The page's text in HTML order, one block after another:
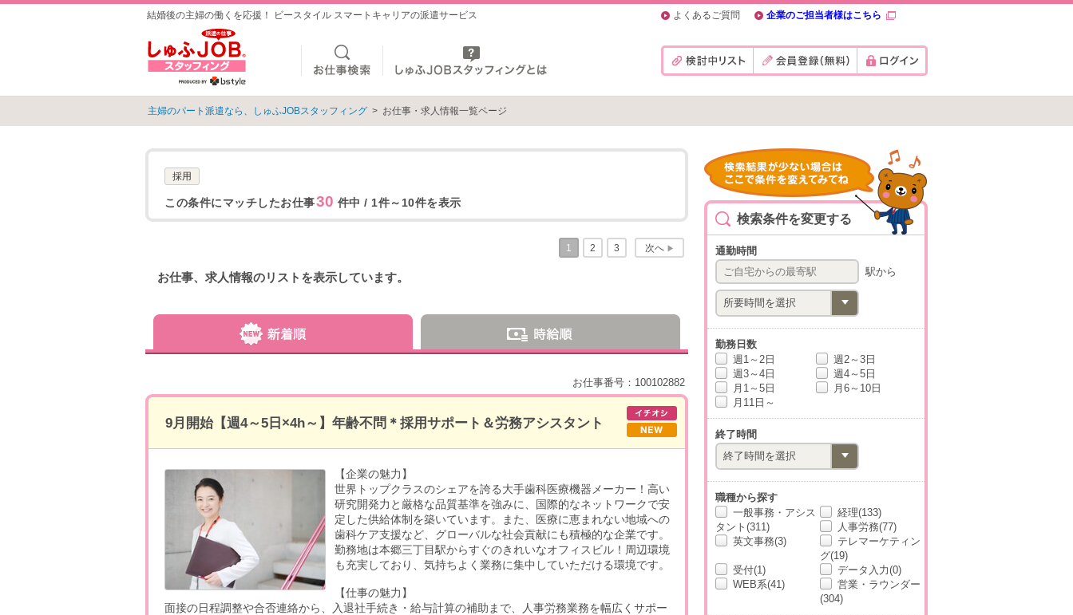
結婚後の主婦の働くを応援！ ビースタイル スマートキャリアの派遣サービス よくあるご質問 企業のご担当者様はこちら
主婦のパート派遣なら、しゅふJOBスタッフィング > お仕事・求人情報一覧ページ
採用
この条件にマッチしたお仕事30 件中 / 1件～10件を表示
1 2 3 次へ ▶
お仕事、求人情報のリストを表示しています。
お仕事番号：100102882
9月開始【週4～5日×4h～】年齢不問＊採用サポート＆労務アシスタント
【企業の魅力】
世界トップクラスのシェアを誇る大手歯科医療機器メーカー！高い
研究開発力と厳格な品質基準を強みに、国際的なネットワークで安
定した供給体制を築いています。また、医療に恵まれない地域への
歯科ケア支援など、グローバルな社会貢献にも積極的な企業です。
勤務地は本郷三丁目駅からすぐのきれいなオフィスビル！周辺環境
も充実しており、気持ちよく業務に集中していただける環境です。
【仕事の魅力】
面接の日程調整や合否連絡から、入退社手続き・給与計算の補助まで、人事労務業務を幅広くサポー
検索条件を変更する
通勤時間
駅から
勤務日数
週1～2日
週2～3日
週3～4日
週4～5日
月1～5日
月6～10日
月11日～
終了時間
職種から探す
一般事務・アシス
タント(311)
経理(133)
人事労務(77)
英文事務(3)
テレマーケティン
グ(19)
受付(1)
データ入力(0)
WEB系(41)
営業・ラウンダー
(304)